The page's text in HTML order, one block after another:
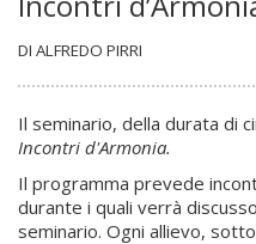
DI ALFREDO PIRRI
Il seminario, della durata di
Incontri d'Armonia.
Il programma prevede
durante i quali verrà
seminario. Ogni allievo,